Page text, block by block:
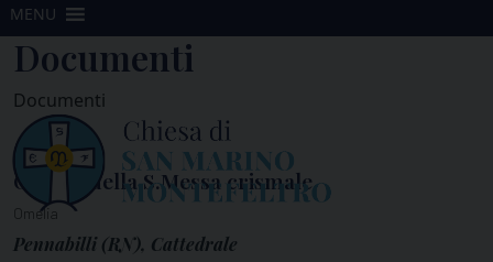
MENU
Documenti
Documenti
Omelia della S.Messa crismale
Omelia
Pennabilli (RN), Cattedrale